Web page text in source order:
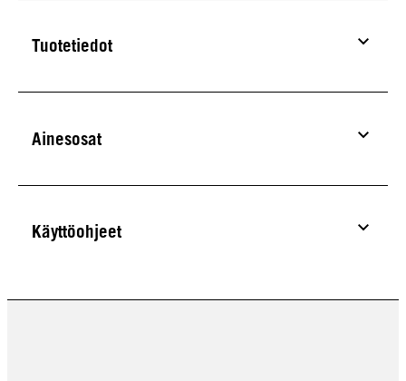
Tuotetiedot
Ainesosat
Käyttöohjeet